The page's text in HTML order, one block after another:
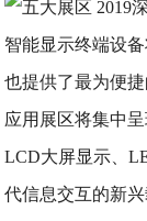
智能显示终端设
也提供了最为便
应用展区将集中
LCD大屏显示、
代信息交互的新